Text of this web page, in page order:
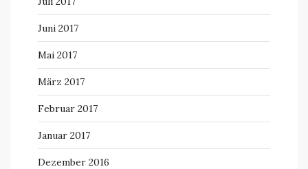
Juni 2017
Mai 2017
März 2017
Februar 2017
Januar 2017
Dezember 2016